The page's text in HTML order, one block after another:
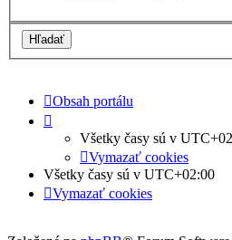
Obsah portálu
Všetky časy sú v
Vymazať cookies
Všetky časy sú v UTC+02:00
Vymazať cookies